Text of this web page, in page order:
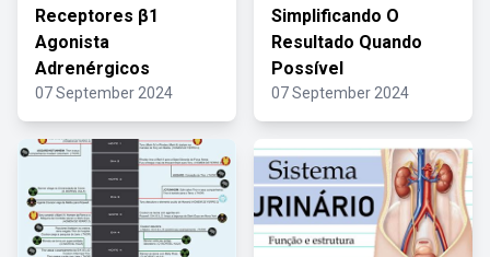
Receptores β1
Agonista
Adrenérgicos
07 September 2024
Simplificando O
Resultado Quando
Possível
07 September 2024